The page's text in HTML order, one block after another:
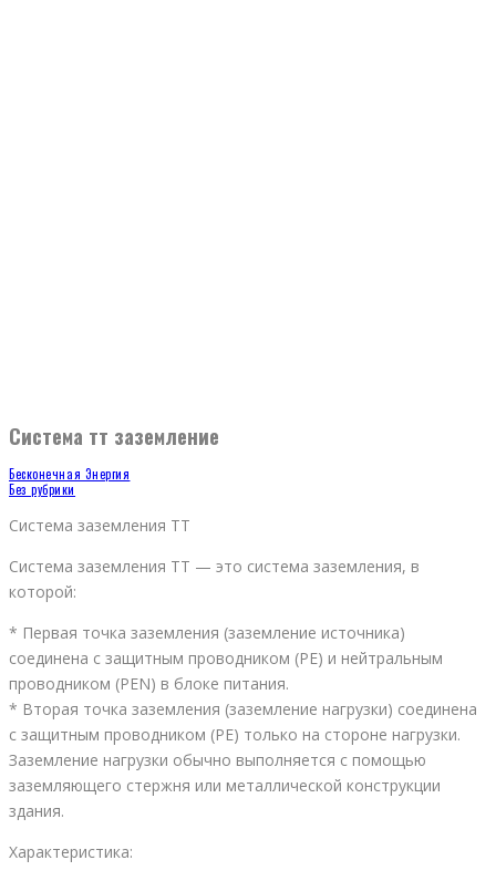
Система тт заземление
Бесконечная Энергия
Без рубрики
Система заземления TT
Система заземления TT — это система заземления, в
которой:
* Первая точка заземления (заземление источника)
соединена с защитным проводником (PE) и нейтральным
проводником (PEN) в блоке питания.
* Вторая точка заземления (заземление нагрузки) соединена
с защитным проводником (PE) только на стороне нагрузки.
Заземление нагрузки обычно выполняется с помощью
заземляющего стержня или металлической конструкции
здания.
Характеристика: